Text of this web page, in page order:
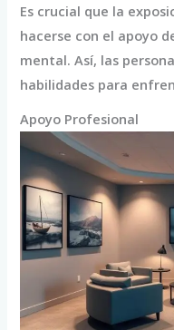
Es crucial que la
hacerse con el apoyo
mental. Así, las
habilidades para
Apoyo Profesional